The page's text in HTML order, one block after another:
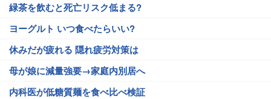
緑茶を飲むと死亡リスク低まる?
ヨーグルト いつ食べたらいい?
休みだが疲れる 隠れ疲労対策は
母が娘に減量強要→家庭内別居へ
内科医が低糖質麺を食べ比べ検証